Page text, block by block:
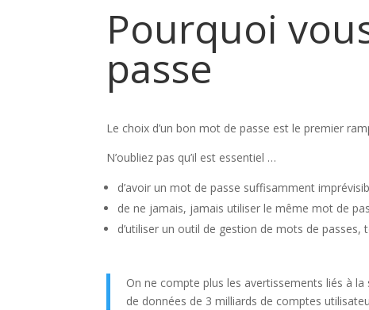
Pourquoi
passe
Le choix d’un bon mot de passe est le premier
N’oubliez pas qu’il est essentiel …
d’avoir un mot de passe suffisamment
de ne jamais, jamais utiliser le même mot de
d’utiliser un outil de gestion de mots de passes,
On ne compte plus les avertissements liés à
de données de 3 milliards de comptes